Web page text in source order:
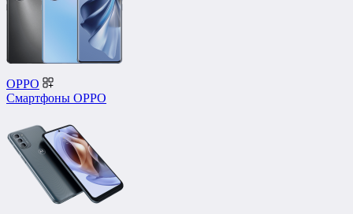
OPPO
Смартфоны OPPO